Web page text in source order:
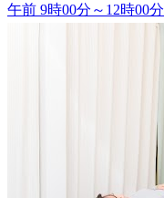
午前 9時00分～12時00分